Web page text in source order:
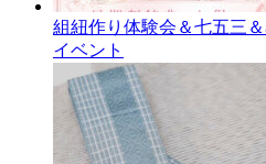
組紐作り体験会＆七五三
イベント